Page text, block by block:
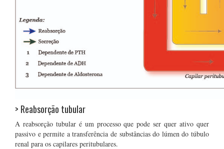
> Reabsorção tubular
A reabsorção tubular é um processo que pode ser quer ativo quer
passivo e permite a transferência de substâncias do lúmen do túbulo
renal para os capilares peritubulares.